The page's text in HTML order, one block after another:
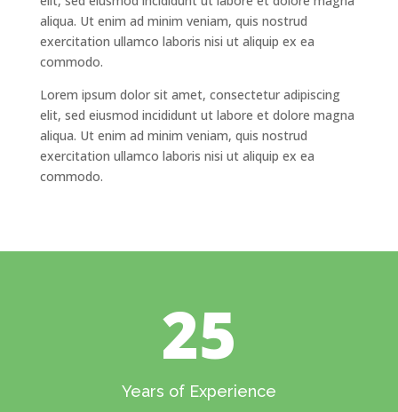
aliqua. Ut enim ad minim veniam, quis nostrud
exercitation ullamco laboris nisi ut aliquip ex ea
commodo.
Lorem ipsum dolor sit amet, consectetur adipiscing
elit, sed eiusmod incididunt ut labore et dolore magna
aliqua. Ut enim ad minim veniam, quis nostrud
exercitation ullamco laboris nisi ut aliquip ex ea
commodo.
25
Years of Experience